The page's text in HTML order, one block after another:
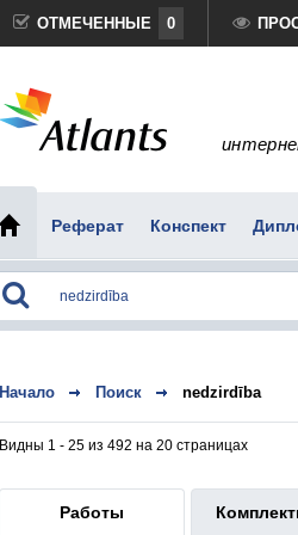
ОТМЕЧЕННЫЕ 0
Реферат Конспект
Начало Поиск nedzirdība
Видны 1 - 25 из 492 на 20 страницах
Работы